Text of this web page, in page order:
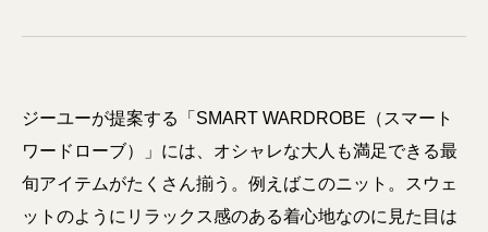
ジーユーが提案する「SMART WARDROBE（スマート
ワードローブ）」には、オシャレな大人も満足できる最
旬アイテムがたくさん揃う。例えばこのニット。スウェ
ットのようにリラックス感のある着心地なのに見た目は